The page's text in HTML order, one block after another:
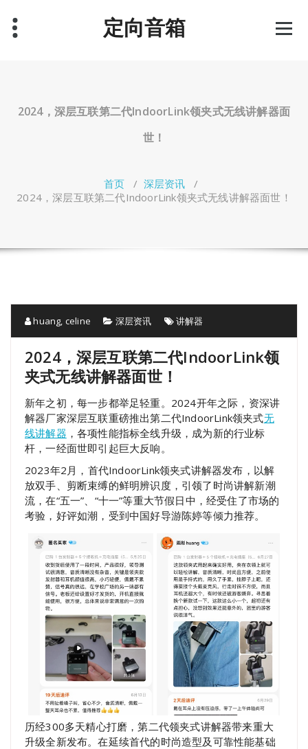
定向音箱
2024，深层互联第二代IndoorLink领夹式无线讲解器面
世！
首页 / 深层资讯 /
2024，深层互联第二代IndoorLink领夹式无线讲解器面世！
huang, celine 深层资讯 讲解器
2024，深层互联第二代IndoorLink领
夹式无线讲解器面世！
新年之初，每一步都举足轻重。2024开年之际，资深讲
解器厂家深层互联重磅推出第二代IndoorLink领夹式无
线讲解器 ，各项性能指标全线升级，成为新的行业标
杆，一经面世即引起巨大反响。
2023年2月，首代IndoorLink领夹式讲解器发布，以解
放双手、剪断束缚的鲜明辨识度，引领了时尚讲解新潮
流，在“五一”、“十一”等重大节假日中，经受住了市场的
考验，好评如潮，受到中国好导游陈婷等倾力推荐。
历经300多天精心打磨，第二代领夹式讲解器带来重大
升级全新发布。在延续首代的时尚造型及可靠性能基础